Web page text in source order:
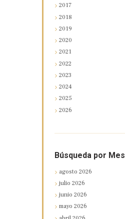
2017
2018
2019
2020
2021
2022
2023
2024
2025
2026
Búsqueda por Mes
agosto2026
julio2026
junio2026
mayo2026